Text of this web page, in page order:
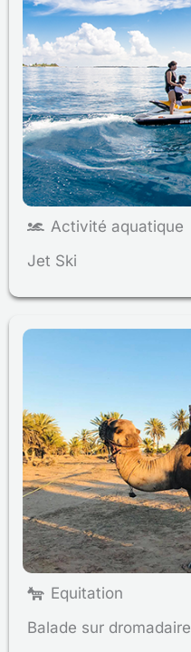
Activité aquatique
Jet Ski
Equitation
Balade sur dromadaire